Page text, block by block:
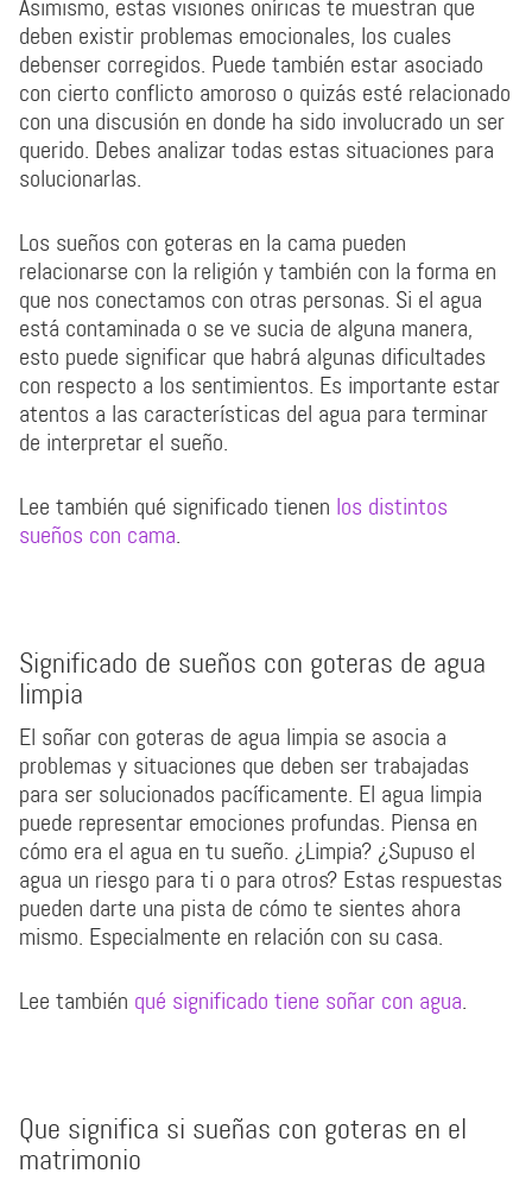
Asimismo, estas visiones oníricas te muestran que
deben existir problemas emocionales, los cuales
debenser corregidos. Puede también estar asociado
con cierto conflicto amoroso o quizás esté relacionado
con una discusión en donde ha sido involucrado un ser
querido. Debes analizar todas estas situaciones para
solucionarlas.
Los sueños con goteras en la cama pueden
relacionarse con la religión y también con la forma en
que nos conectamos con otras personas. Si el agua
está contaminada o se ve sucia de alguna manera,
esto puede significar que habrá algunas dificultades
con respecto a los sentimientos. Es importante estar
atentos a las características del agua para terminar
de interpretar el sueño.
Lee también qué significado tienen los distintos
sueños con cama.
Significado de sueños con goteras de agua
limpia
El soñar con goteras de agua limpia se asocia a
problemas y situaciones que deben ser trabajadas
para ser solucionados pacíficamente. El agua limpia
puede representar emociones profundas. Piensa en
cómo era el agua en tu sueño. ¿Limpia? ¿Supuso el
agua un riesgo para ti o para otros? Estas respuestas
pueden darte una pista de cómo te sientes ahora
mismo. Especialmente en relación con su casa.
Lee también qué significado tiene soñar con agua.
Que significa si sueñas con goteras en el
matrimonio